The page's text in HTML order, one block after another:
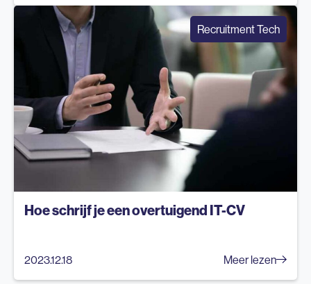
Recruitment Tech
Hoe schrijf je een overtuigend IT-CV
2023.12.18 Meer lezen